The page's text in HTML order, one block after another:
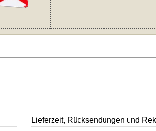
Lieferzeit, Rücksendungen und